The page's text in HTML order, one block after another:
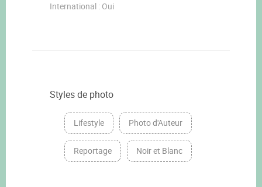
International : Oui
Styles de photo
Lifestyle Photo d'Auteur
Reportage Noir et Blanc